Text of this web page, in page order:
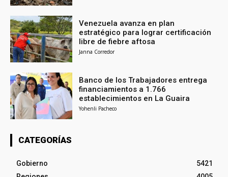
Venezuela avanza en plan
estratégico para lograr certificación
libre de fiebre aftosa
Janna Corredor
Banco de los Trabajadores entrega
financiamientos a 1.766
establecimientos en La Guaira
Yohenli Pacheco
CATEGORÍAS
Gobierno
5421